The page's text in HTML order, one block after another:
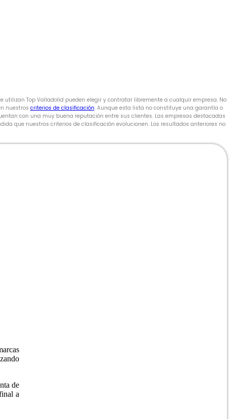
utilizan Top Valladolid pueden elegir y contratar libremente a cualquir empresa. No
nuestros criterios de clasificación. Aunque esta lista no constituye una garantía o
con una muy buena reputación entre sus clientes. Las empresas destacadas
que nuestros criterios de clasificación evolucionen. Los resultados anteriores no
de
a